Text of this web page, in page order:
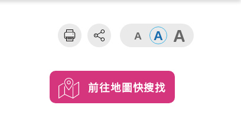
前往地圖快搜找